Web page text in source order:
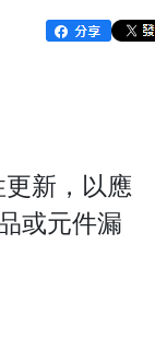
新，以應
或元件漏